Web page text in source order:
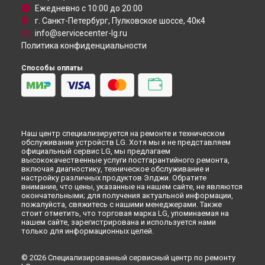
Ежедневно с 10:00 до 20:00
г. Санкт-Петербург, Пулковское шоссе, 40к4
info@servicecenter-lg.ru
Политика конфиденциальности
Способы оплаты
Наш центр специализируется на ремонте и техническом
обслуживании устройств LG. Хотя мы и не представляем
официальный сервис LG, мы предлагаем
высококачественные услуги постгарантийного ремонта,
включая диагностику, техническое обслуживание и
настройку различных продуктов Элджи. Обратите
внимание, что цены, указанные на нашем сайте, не являются
окончательными; для получения актуальной информации,
пожалуйста, свяжитесь с нашими менеджерами. Также
стоит отметить, что торговая марка LG, упоминаемая на
нашем сайте, зарегистрирована и используется нами
только для информационных целей.
© 2026 Специализированный сервисный центр по ремонту